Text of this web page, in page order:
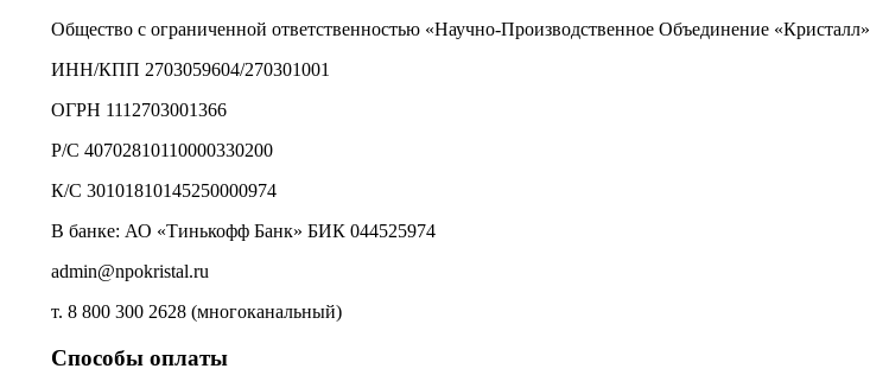
Общество с ограниченной ответственностью «Научно-Производственное Объединение «Кристалл»
ИНН/КПП 2703059604/270301001
ОГРН 1112703001366
Р/С 40702810110000330200
К/С 30101810145250000974
В банке: АО «Тинькофф Банк» БИК 044525974
admin@npokristal.ru
т. 8 800 300 2628 (многоканальный)
Способы оплаты